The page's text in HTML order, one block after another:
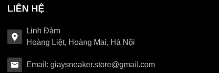
LIÊN HỆ
Linh Đàm
Hoàng Liệt, Hoàng Mai, Hà Nội
Email: giaysneaker.store@gmail.com